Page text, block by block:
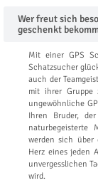
Wer freut sich
geschenkt
Mit einer GPS
Schatzsucher
auch der
mit ihrer Gruppe
ungewöhnliche
Ihren Bruder,
naturbegeisterte
werden sich über
Herz eines jeden
unvergesslichen
wird.